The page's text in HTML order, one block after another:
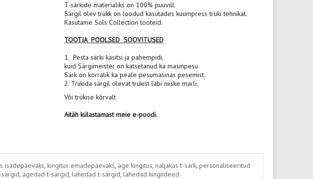
T-särkide materialiks on 100% puuvill.
Särgil olev trükk on loodud kasutades kuumpress trüki tehnikat.
Kasutame Sols Collection tooteid.
TOOTJA POOLSED SOOVITUSED
1. Pesta särki käsitsi ja pahempidi,
kuid Särgimeister on katsetanud ka masinpesu.
Särk on korralik ka peale pesumasinas pesemist.
2. Triikida särgil olevat trükist läbi niiske marli.
Või trükise kõrvalt
Aitäh külastamast meie e-poodi.
isadepäevaks, kingitus emadepäevaks, äge kingitus, naljakas t-särk, personaliseeritud
, ägedad t-särgid, lahedad t-särgid, lahedad kingiideed